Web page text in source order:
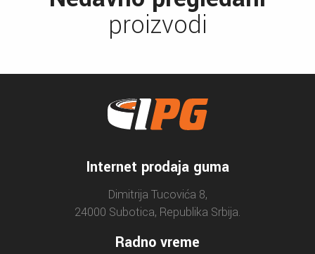
proizvodi
Internet prodaja guma
Dimitrija Tucovića 8,
24000 Subotica, Republika Srbija.
Radno vreme